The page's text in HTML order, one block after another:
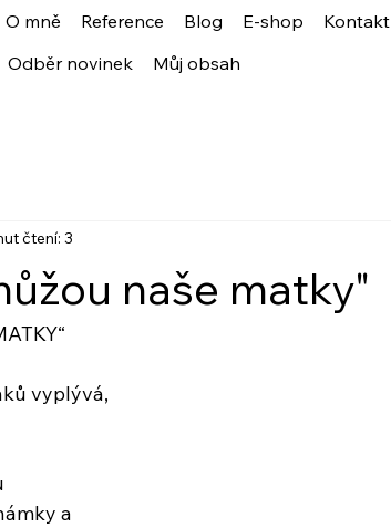
O mně Reference Blog E-shop
Kontakt
Odběr novinek
Můj obsah
naše matky"
čtení: 3
vyplývá,
a